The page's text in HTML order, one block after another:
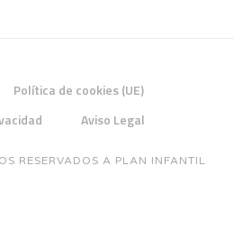
Política de cookies (UE)
Aviso Legal
RESERVADOS A PLAN INFANTIL